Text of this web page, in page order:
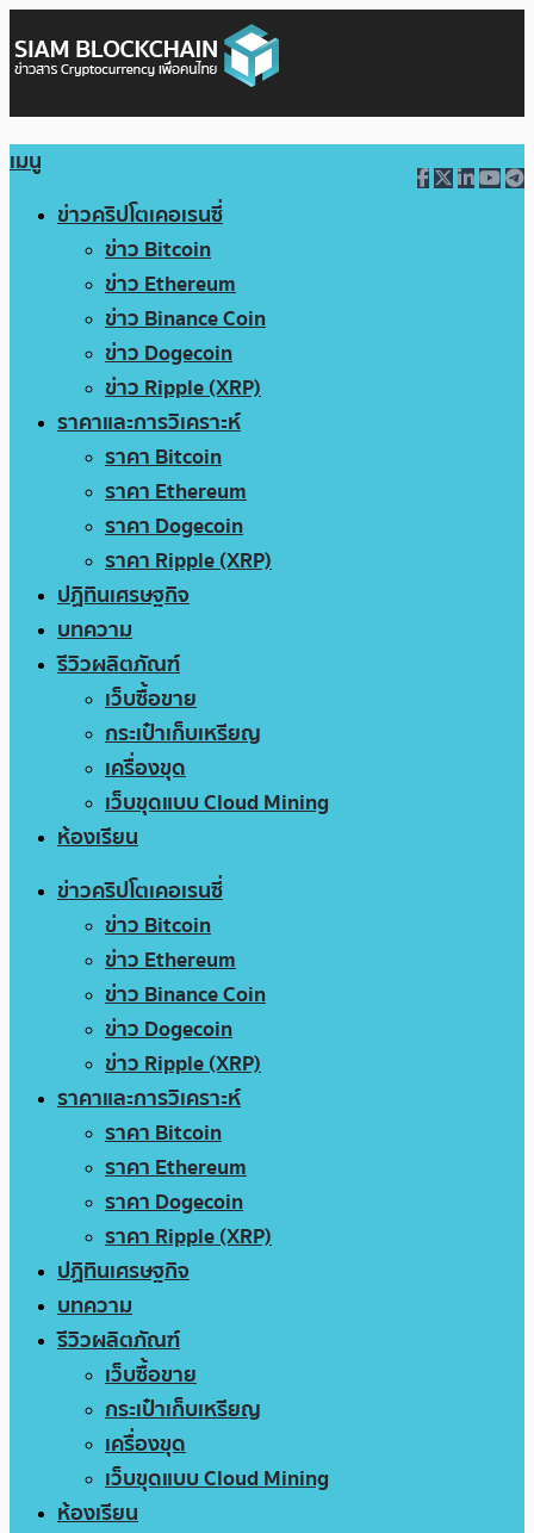
เมนู
ข่าวคริปโตเคอเรนซี่
ข่าว Bitcoin
ข่าว Ethereum
ข่าว Binance Coin
ข่าว Dogecoin
ข่าว Ripple (XRP)
ราคาและการวิเคราะห์
ราคา Bitcoin
ราคา Ethereum
ราคา Dogecoin
ราคา Ripple (XRP)
ปฏิทินเศรษฐกิจ
บทความ
รีวิวผลิตภัณฑ์
เว็บซื้อขาย
กระเป๋าเก็บเหรียญ
เครื่องขุด
เว็บขุดแบบ Cloud Mining
ห้องเรียน
ข่าวคริปโตเคอเรนซี่
ข่าว Bitcoin
ข่าว Ethereum
ข่าว Binance Coin
ข่าว Dogecoin
ข่าว Ripple (XRP)
ราคาและการวิเคราะห์
ราคา Bitcoin
ราคา Ethereum
ราคา Dogecoin
ราคา Ripple (XRP)
ปฏิทินเศรษฐกิจ
บทความ
รีวิวผลิตภัณฑ์
เว็บซื้อขาย
กระเป๋าเก็บเหรียญ
เครื่องขุด
เว็บขุดแบบ Cloud Mining
ห้องเรียน